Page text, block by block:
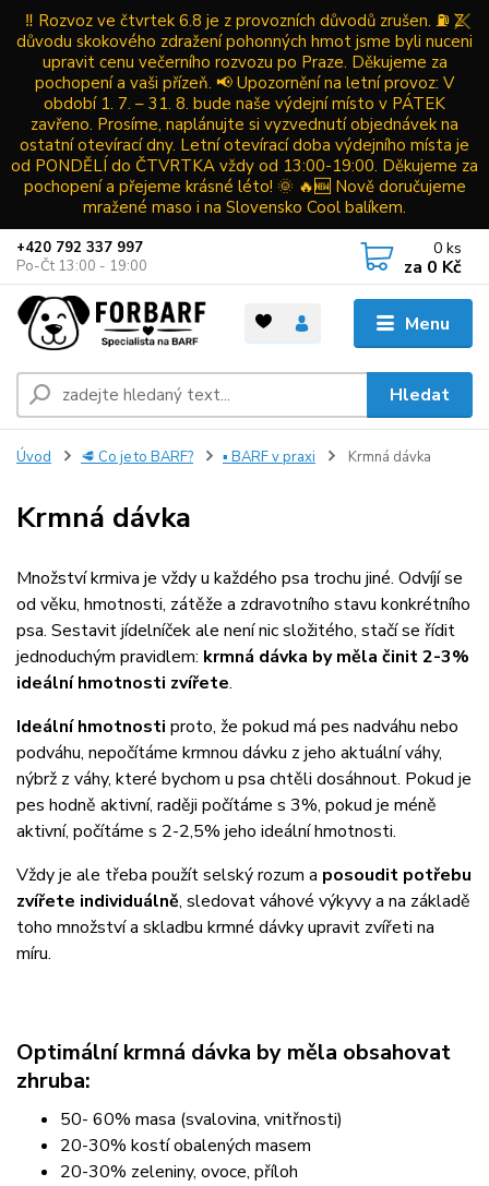
‼️ Rozvoz ve čtvrtek 6.8 je z provozních důvodů zrušen. ⛽ Z
důvodu skokového zdražení pohonných hmot jsme byli nuceni
upravit cenu večerního rozvozu po Praze. Děkujeme za
pochopení a vaši přízeň. 📢 Upozornění na letní provoz: V
období 1. 7. – 31. 8. bude naše výdejní místo v PÁTEK
zavřeno. Prosíme, naplánujte si vyzvednutí objednávek na
ostatní otevírací dny. Letní otevírací doba výdejního místa je
od PONDĚLÍ do ČTVRTKA vždy od 13:00-19:00. Děkujeme za
pochopení a přejeme krásné léto! 🌞 🔥🆕 Nově doručujeme
mražené maso i na Slovensko Cool balíkem.
Menu
Hledat
+420 792 337 997
Po-Čt 13:00 - 19:00
0 ks
za 0 Kč
Úvod 🥩 Co je to BARF? ▪ BARF v praxi Krmná dávka
Krmná dávka
Množství krmiva je vždy u každého psa trochu jiné. Odvíjí se
od věku, hmotnosti, zátěže a zdravotního stavu konkrétního
psa. Sestavit jídelníček ale není nic složitého, stačí se řídit
jednoduchým pravidlem: krmná dávka by měla činit 2-3%
ideální hmotnosti zvířete.
Ideální hmotnosti proto, že pokud má pes nadváhu nebo
podváhu, nepočítáme krmnou dávku z jeho aktuální váhy,
nýbrž z váhy, které bychom u psa chtěli dosáhnout. Pokud je
pes hodně aktivní, raději počítáme s 3%, pokud je méně
aktivní, počítáme s 2-2,5% jeho ideální hmotnosti.
Vždy je ale třeba použít selský rozum a posoudit potřebu
zvířete individuálně, sledovat váhové výkyvy a na základě
toho množství a skladbu krmné dávky upravit zvířeti na
míru.
Optimální krmná dávka by měla obsahovat
zhruba:
50- 60% masa (svalovina, vnitřnosti)
20-30% kostí obalených masem
20-30% zeleniny, ovoce, příloh